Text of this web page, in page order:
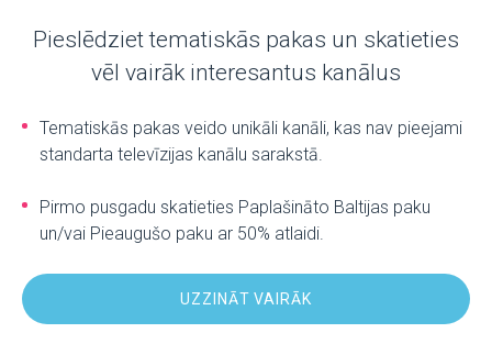
Pieslēdziet tematiskās pakas un skatieties
vēl vairāk interesantus kanālus
Tematiskās pakas veido unikāli kanāli, kas nav pieejami
standarta televīzijas kanālu sarakstā.
Pirmo pusgadu skatieties Paplašināto Baltijas paku
un/vai Pieaugušo paku ar 50% atlaidi.
UZZINĀT VAIRĀK